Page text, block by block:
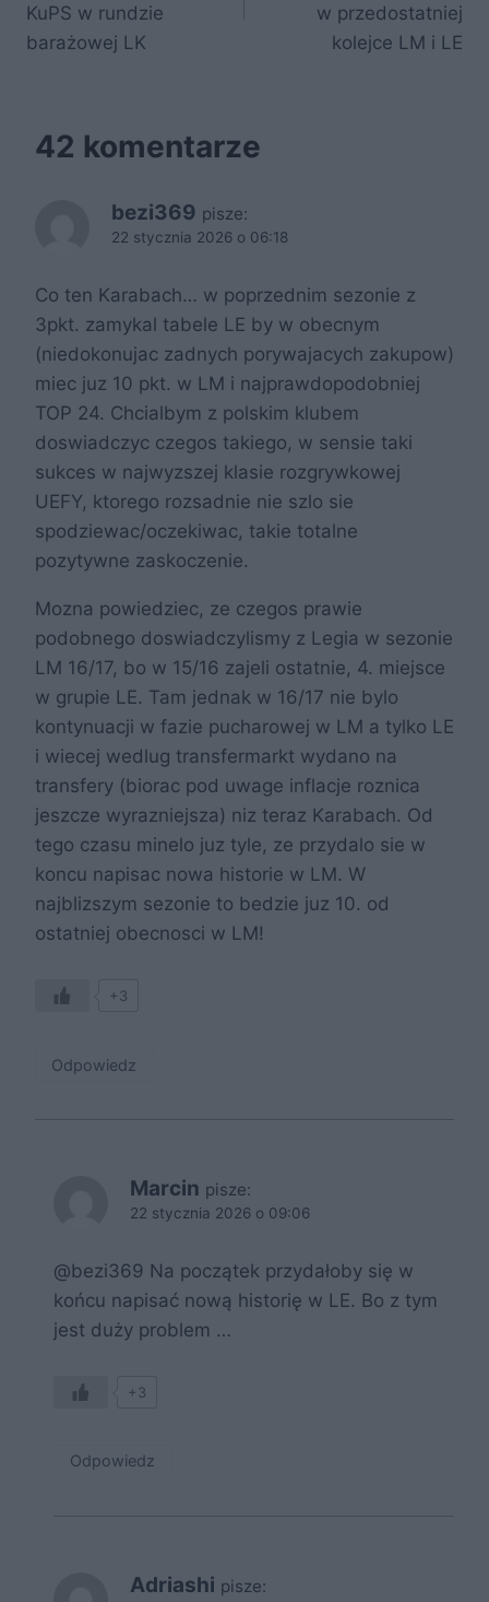
k
KuPS w rundzie
barażowej LK
w przedostatniej
kolejce LM i LE
42 komentarze
bezi369 pisze:
22 stycznia 2026 o 06:18
Co ten Karabach… w poprzednim sezonie z
3pkt. zamykal tabele LE by w obecnym
(niedokonujac zadnych porywajacych zakupow)
miec juz 10 pkt. w LM i najprawdopodobniej
TOP 24. Chcialbym z polskim klubem
doswiadczyc czegos takiego, w sensie taki
sukces w najwyzszej klasie rozgrywkowej
UEFY, ktorego rozsadnie nie szlo sie
spodziewac/oczekiwac, takie totalne
pozytywne zaskoczenie.
Mozna powiedziec, ze czegos prawie
podobnego doswiadczylismy z Legia w sezonie
LM 16/17, bo w 15/16 zajeli ostatnie, 4. miejsce
w grupie LE. Tam jednak w 16/17 nie bylo
kontynuacji w fazie pucharowej w LM a tylko LE
i wiecej wedlug transfermarkt wydano na
transfery (biorac pod uwage inflacje roznica
jeszcze wyrazniejsza) niz teraz Karabach. Od
tego czasu minelo juz tyle, ze przydalo sie w
koncu napisac nowa historie w LM. W
najblizszym sezonie to bedzie juz 10. od
ostatniej obecnosci w LM!
+3
Odpowiedz
Marcin pisze:
22 stycznia 2026 o 09:06
@bezi369 Na początek przydałoby się w
końcu napisać nową historię w LE. Bo z tym
jest duży problem …
+3
Odpowiedz
Adriashi pisze: